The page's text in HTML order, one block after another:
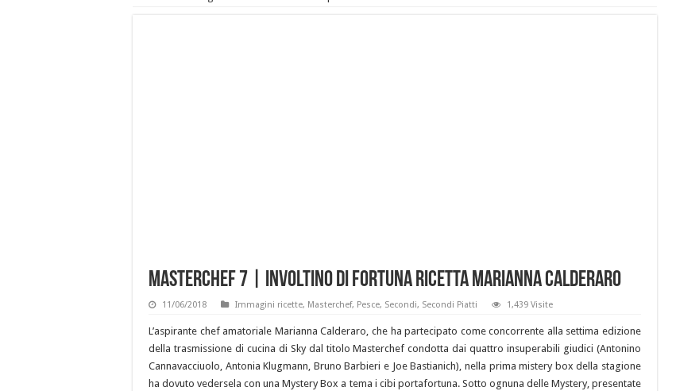
Masterchef 7 | Involtino di fortuna ricetta Marianna Calderaro
11/06/2018 Immagini ricette, Masterchef, Pesce, Secondi, Secondi Piatti 1,439 Visite
L’aspirante chef amatoriale Marianna Calderaro, che ha partecipato come concorrente alla settima edizione
della trasmissione di cucina di Sky dal titolo Masterchef condotta dai quattro insuperabili giudici (Antonino
Cannavacciuolo, Antonia Klugmann, Bruno Barbieri e Joe Bastianich), nella prima mistery box della stagione
ha dovuto vedersela con una Mystery Box a tema i cibi portafortuna. Sotto ognuna delle Mystery, presentate